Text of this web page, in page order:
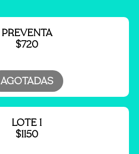
PREVENTA
$720
AGOTADAS
LOTE 1
$1150